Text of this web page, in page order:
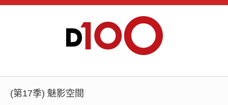
(第17季) 魅影空間